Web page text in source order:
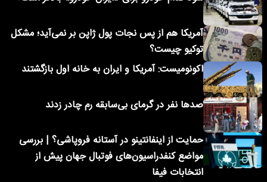
آمریکا هم از پس نجات پول ژاپن بر نمی‌آید؛ مشکل
توکیو چیست؟
اکونومیست: آمریکا و ایران به خانه اول بازگشتند
صدها نفر در گرمای بی‌سابقه رم چادر زدند
حمایت از اینفانتینو در آستانه فروپاشی؟ | بررسی
مواضع کنفدراسیون‌های فوتبال جهان پیش از
انتخابات فیفا